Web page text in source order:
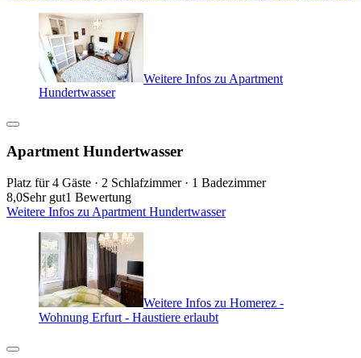
Weitere Infos zu Apartment
Hundertwasser
Apartment Hundertwasser
Platz für 4 Gäste · 2 Schlafzimmer · 1 Badezimmer
8,0Sehr gut1 Bewertung
Weitere Infos zu Apartment Hundertwasser
Weitere Infos zu Homerez -
Wohnung Erfurt - Haustiere erlaubt